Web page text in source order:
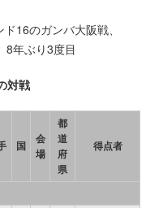
16のガンバ大阪戦、
8年ぶり3度目
対戦
国
会
場
都
道
府
県
得点者